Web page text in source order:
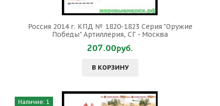
Россия 2014 г. КПД № 1820-1823 Серия "Оружие
Победы" Артиллерия, СГ - Москва
207.00руб.
В КОРЗИНУ
Наличие: 1